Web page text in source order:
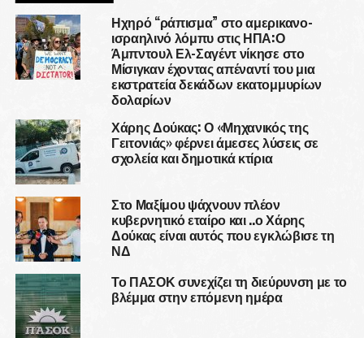
Ηχηρό “ράπισμα” στο αμερικανο-
ισραηλινό λόμπυ στις ΗΠΑ:Ο
Άμπντουλ Ελ-Σαγέντ νίκησε στο
Μίσιγκαν έχοντας απέναντί του μια
εκστρατεία δεκάδων εκατομμυρίων
δολαρίων
Χάρης Δούκας: Ο «Μηχανικός της
Γειτονιάς» φέρνει άμεσες λύσεις σε
σχολεία και δημοτικά κτίρια
Στο Μαξίμου ψάχνουν πλέον
κυβερνητικό εταίρο και ..ο Χάρης
Δούκας είναι αυτός που εγκλώβισε τη
ΝΔ
Το ΠΑΣΟΚ συνεχίζει τη διεύρυνση με το
βλέμμα στην επόμενη ημέρα